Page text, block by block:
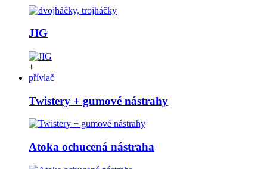
JIG
+
přívlač
Twistery + gumové nástrahy
Atoka ochucená nástraha